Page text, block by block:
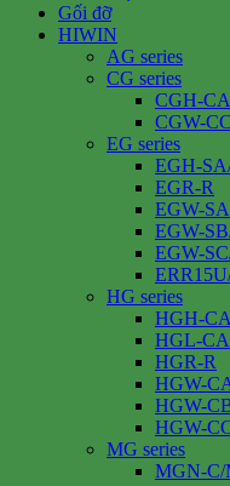
Gối đỡ
HIWIN
AG series
CG series
CGH-
CGW-
EG series
EGH-
EGR-R
EGW-
EGW-
EGW-
HG series
HGH-
HGL-
HGR-R
HGW-
HGW-
HGW-
MG series
MGN-C/